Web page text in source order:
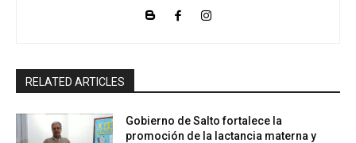
RELATED ARTICLES
Gobierno de Salto fortalece la
promoción de la lactancia materna y